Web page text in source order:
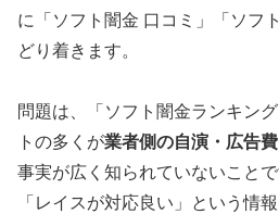
に「ソフト闇金 口コミ」「ソフ
どり着きます。
問題は、「ソフト闇金ランキン
トの多くが業者側の自演・広告
事実が広く知られていないこと
「レイスが対応良い」という情